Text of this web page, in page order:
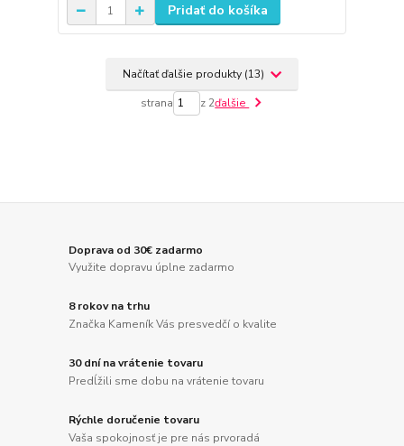
Pridať do košíka
Načítať ďalšie produkty (13)
strana z 2ďalšie
Doprava od 30€ zadarmo
Využite dopravu úplne zadarmo
8 rokov na trhu
Značka Kameník Vás presvedčí o kvalite
30 dní na vrátenie tovaru
Predĺžili sme dobu na vrátenie tovaru
Rýchle doručenie tovaru
Vaša spokojnosť je pre nás prvoradá